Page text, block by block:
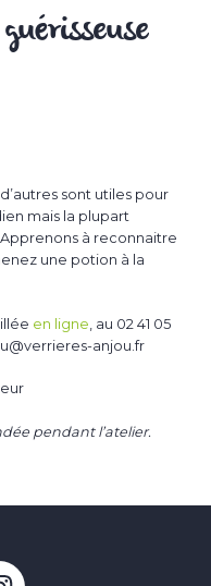
sont utiles pour
mais la plupart
à reconnaitre
une potion à la
en ligne, au 02 41 05
anjou.fr
pendant l’atelier.